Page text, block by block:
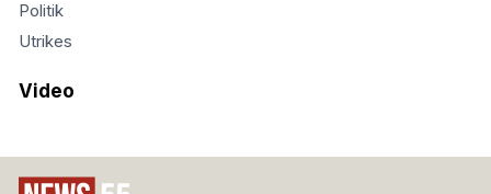
Politik
Utrikes
Video